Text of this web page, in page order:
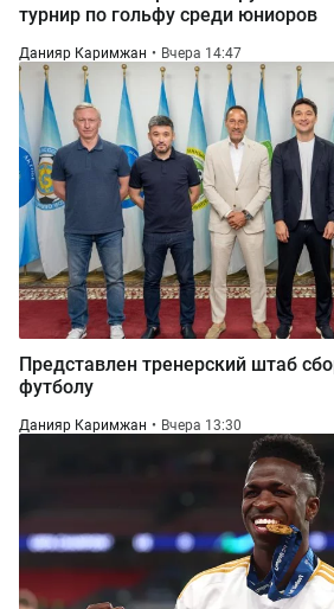
турнир по гольфу среди юниоров
Данияр Каримжан Вчера 14:47
Представлен тренерский штаб
футболу
Данияр Каримжан Вчера 13:30